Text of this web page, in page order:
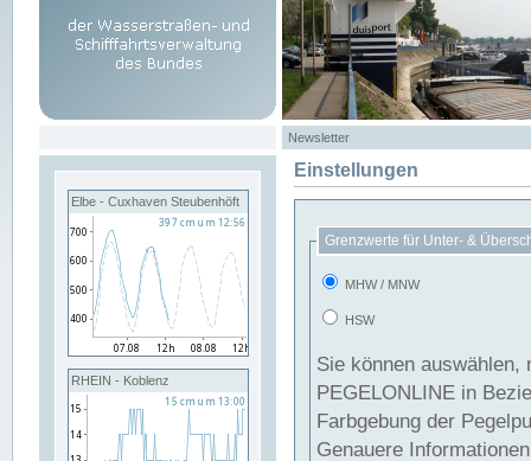
Newsletter
Elbe - Cuxhaven Steubenhöft
RHEIN - Koblenz
Einstellungen
Grenzwerte für Unter- &
MHW / MNW
HSW
Sie können
PEGELONLINE in Beziehung
Farbgebung der
Genauere